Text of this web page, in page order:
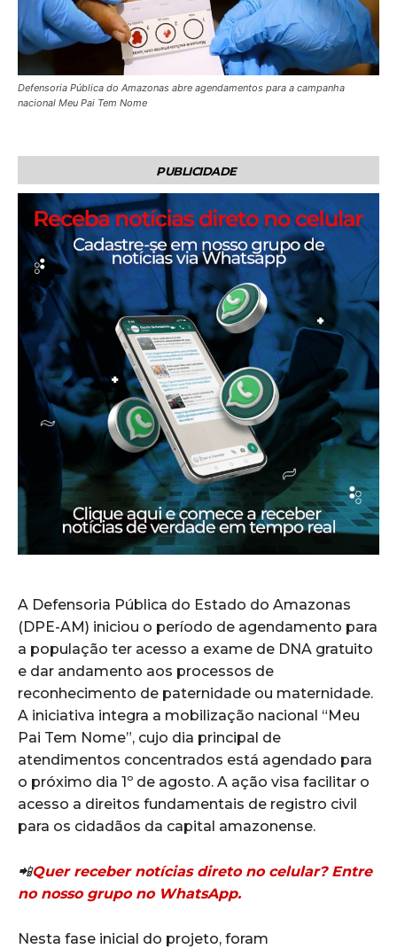
Defensoria Pública do Amazonas abre agendamentos para a campanha
nacional Meu Pai Tem Nome
PUBLICIDADE
A Defensoria Pública do Estado do Amazonas
(DPE-AM) iniciou o período de agendamento para
a população ter acesso a exame de DNA gratuito
e dar andamento aos processos de
reconhecimento de paternidade ou maternidade.
A iniciativa integra a mobilização nacional “Meu
Pai Tem Nome”, cujo dia principal de
atendimentos concentrados está agendado para
o próximo dia 1º de agosto. A ação visa facilitar o
acesso a direitos fundamentais de registro civil
para os cidadãos da capital amazonense.
📲Quer receber notícias direto no celular? Entre
no nosso grupo no WhatsApp.
Nesta fase inicial do projeto, foram